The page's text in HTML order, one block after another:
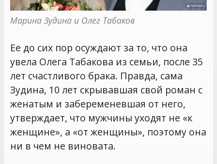
Марина Зудина и Олег Табаков
Ее до сих пор осуждают за то, что она
увела Олега Табакова из семьи, после 35
лет счастливого брака. Правда, сама
Зудина, 10 лет скрывавшая свой роман с
женатым и забеременевшая от него,
утверждает, что мужчины уходят не «к
женщине», а «от женщины», поэтому она
ни в чем не виновата.